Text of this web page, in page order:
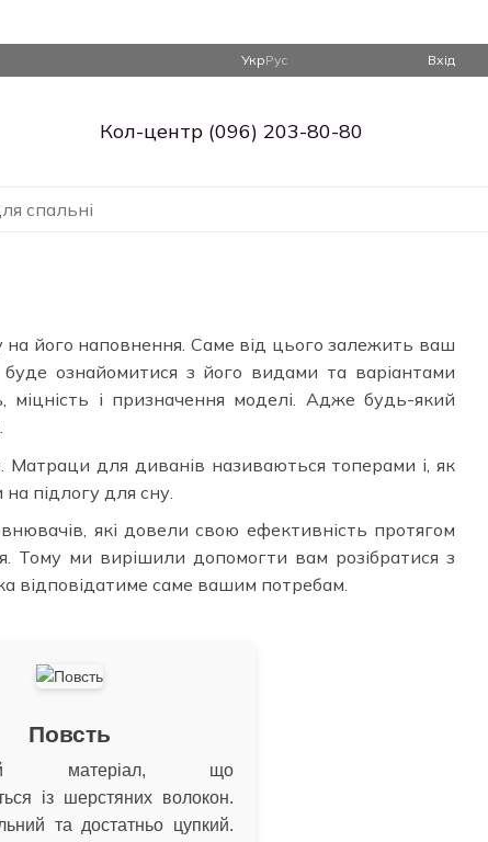
УкрРус Вхід
Кол-центр (096) 203-80-80
спальні
його наповнення. Саме від цього залежить ваш
ознайомитися з його видами та варіантами
міцність і призначення моделі. Адже будь-який
для диванів називаються топерами і, як
підлогу для сну.
які довели свою ефективність протягом
Тому ми вирішили допомогти вам розібратися з
відповідатиме саме вашим потребам.
Повсть
матеріал, що
із шерстяних волокон.
та достатньо цупкий.